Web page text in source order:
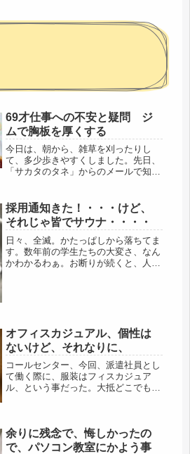
69才仕事への不安と疑問 ジ
ムで胸板を厚くする
今日は、朝から、雑草を刈ったりし
て、多少歩きやすくしました。先日、
「サカタのタネ」からのメールで知っ
やすいコンパクトな大きさと重さで
す。５通りの使い方があるそうです
が、今日は...
採用通知きた！・・・けど、
それじゃ皆でサウナ・・・・
日々、全滅。かたっぱしから落ちてま
す。数年前の学生たちの大変さ、なん
かわかるわぁ。お断りが続くと、人格
オフィスカジュアル、個性は
ないけど、それなりに、
コールセンター、今回、派遣社員とし
て働く際に、服装はフィスカジュア
ル、という事だった。大抵どこでも同
ど・・・。ここの会社、ちょっと、そ
れアウ...
余りに残念で、悔しかったの
で、パソコン教室にかよう事